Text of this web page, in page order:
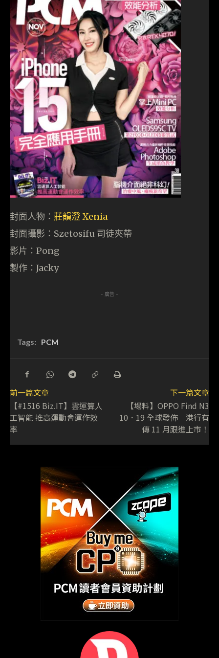
封面人物： 莊韻澄 Xenia
封面攝影：Szetosifu 司徒夾帶
影片：Pong
製作：Jacky
- 廣告 -
Tags: PCM
前一篇文章
【#1516 Biz.IT】雲運算人
工智能 推高運動會運作效
率
下一篇文章
【場料】OPPO Find N3
10．19 全球發佈 港行有
傳 11 月跟進上市！